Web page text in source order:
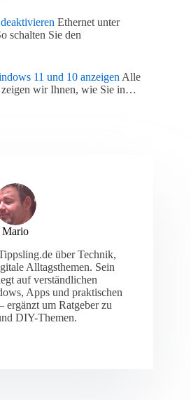
Ethernet unter
schalten Sie den
11 und 10 anzeigen Alle
zeigen wir Ihnen, wie Sie in…
Mario
über Technik,
Alltagsthemen. Sein
auf verständlichen
Apps und praktischen
ergänzt um Ratgeber zu
DIY-Themen.